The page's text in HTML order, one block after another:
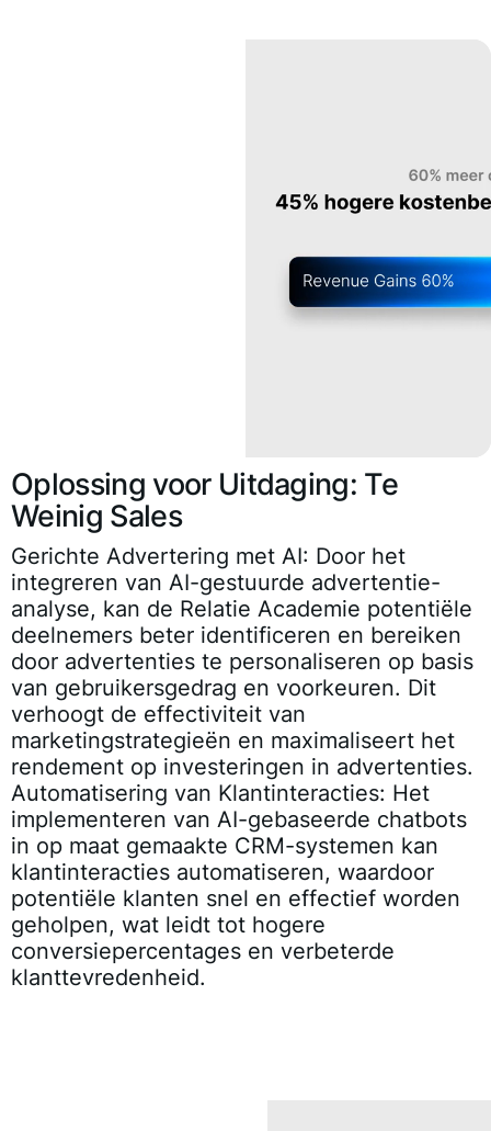
Oplossing voor Uitdaging: Te
Weinig Sales
Gerichte Advertering met AI: Door het
integreren van AI-gestuurde advertentie-
analyse, kan de Relatie Academie potentiële
deelnemers beter identificeren en bereiken
door advertenties te personaliseren op basis
van gebruikersgedrag en voorkeuren. Dit
verhoogt de effectiviteit van
marketingstrategieën en maximaliseert het
rendement op investeringen in advertenties.
Automatisering van Klantinteracties: Het
implementeren van AI-gebaseerde chatbots
in op maat gemaakte CRM-systemen kan
klantinteracties automatiseren, waardoor
potentiële klanten snel en effectief worden
geholpen, wat leidt tot hogere
conversiepercentages en verbeterde
klanttevredenheid.